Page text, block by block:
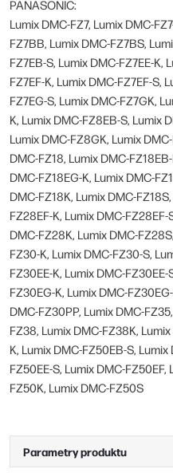
PANASONIC:
Lumix DMC-FZ7, Lumix DMC-
FZ7BB, Lumix DMC-FZ7BS,
FZ7EB-S, Lumix DMC-FZ7EE-K,
FZ7EF-K, Lumix DMC-FZ7EF-S,
FZ7EG-S, Lumix DMC-FZ7GK,
K, Lumix DMC-FZ8EB-S, Lumix
Lumix DMC-FZ8GK, Lumix
DMC-FZ18, Lumix DMC-
DMC-FZ18EG-K, Lumix DMC-
DMC-FZ18K, Lumix DMC-
FZ28EF-K, Lumix DMC-
DMC-FZ28K, Lumix DMC-
FZ30-K, Lumix DMC-FZ30-S,
FZ30EE-K, Lumix DMC-
FZ30EG-K, Lumix DMC-
DMC-FZ30PP, Lumix DMC-
FZ38, Lumix DMC-FZ38K,
K, Lumix DMC-FZ50EB-S,
FZ50EE-S, Lumix DMC-
FZ50K, Lumix DMC-FZ50S
Parametry produktu